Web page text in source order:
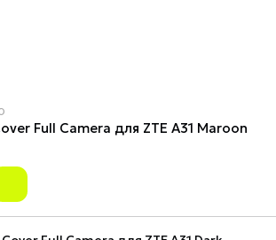
Full Camera для ZTE A31 Maroon